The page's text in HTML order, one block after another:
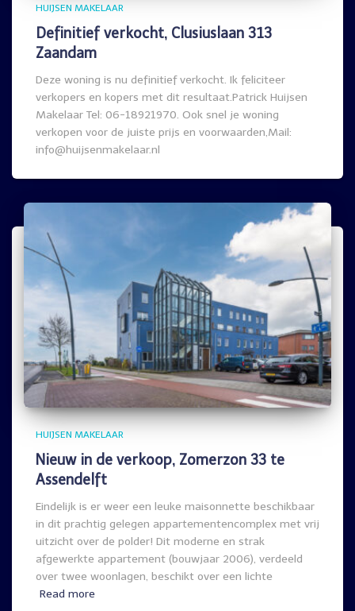
HUIJSEN MAKELAAR
Definitief verkocht, Clusiuslaan 313
Zaandam
Deze woning is nu definitief verkocht. Ik feliciteer
verkopers en kopers met dit resultaat.Patrick Huijsen
Makelaar Tel: 06-18921970. Ook snel je woning
verkopen voor de juiste prijs en voorwaarden,Mail:
info@huijsenmakelaar.nl
HUIJSEN MAKELAAR
Nieuw in de verkoop, Zomerzon 33 te
Assendelft
Eindelijk is er weer een leuke maisonnette beschikbaar
in dit prachtig gelegen appartementencomplex met vrij
uitzicht over de polder! Dit moderne en strak
afgewerkte appartement (bouwjaar 2006), verdeeld
over twee woonlagen, beschikt over een lichte
Read more